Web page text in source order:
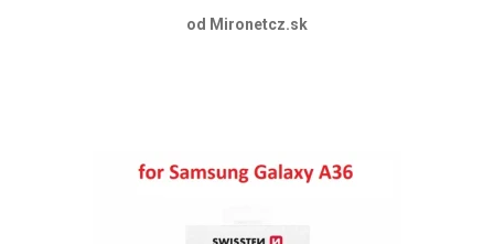
od Mironetcz.sk